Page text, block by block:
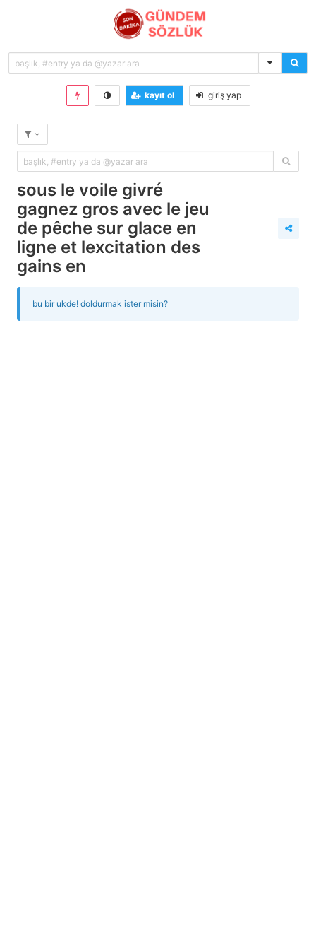
kayıt ol giriş yap
sous le voile givré
gagnez gros avec le jeu
de pêche sur glace en
ligne et lexcitation des
gains en
bu bir ukde! doldurmak ister misin?